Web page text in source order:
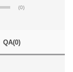
(0)
QA(0)